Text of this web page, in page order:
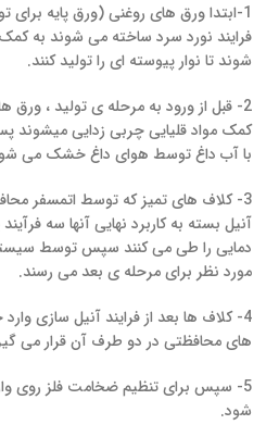
1-ابتدا ورق های روغنی (ورق پایه برای
فرایند نورد سرد ساخته می شوند به
شوند تا نوار پیوسته ای را تولید کنند.
2- قبل از ورود به مرحله ی تولید ،
کمک مواد قلیایی چربی زدایی
با آب داغ توسط هوای داغ خشک می
3- کلاف های تمیز که توسط اتمسفر
آنیل بسته به کاربرد نهایی آنها سه
دمایی را طی می کنند سپس توسط
مورد نظر برای مرحله ی بعد می رسند.
4- کلاف ها بعد از فرایند آنیل سازی
های محافظتی در دو طرف آن قرار می
5- سپس برای تنظیم ضخامت فلز روی
شود.